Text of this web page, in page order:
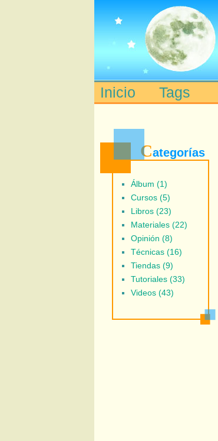
Main menu
Inicio Tags
Categorías
Álbum (1)
Cursos (5)
Libros (23)
Materiales (22)
Opinión (8)
Técnicas (16)
Tiendas (9)
Tutoriales (33)
Videos (43)